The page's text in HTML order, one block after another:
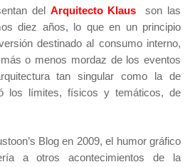
del Arquitecto Klaus
son las
diez años, lo que en un principio
destinado al consumo interno,
o menos mordaz de los eventos
tan singular como la de
los límites, físicos y temáticos, de
Blog en 2009, el humor gráfico
a otros acontecimientos de la